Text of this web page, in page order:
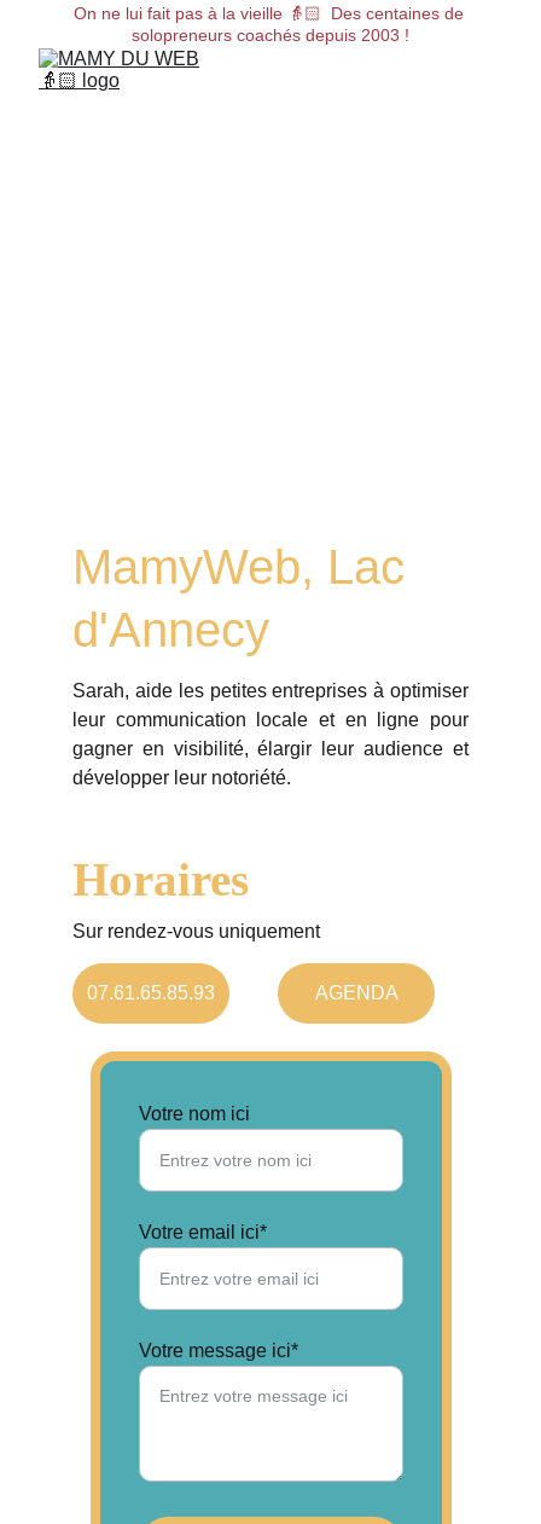
On ne lui fait pas à la vieille 👵🏻  Des centaines de
solopreneurs coachés depuis 2003 !
MamyWeb, Lac
d'Annecy
Sarah, aide les petites entreprises à optimiser
leur communication locale et en ligne pour
gagner en visibilité, élargir leur audience et
développer leur notoriété.
Horaires
Sur rendez-vous uniquement
AGENDA
07.61.65.85.93
Votre nom ici
Votre email ici*
Votre message ici*